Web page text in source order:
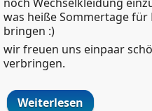
was heiße Sommertage
bringen :)
wir freuen uns einpaar
verbringen.
Weiterlesen über 5.